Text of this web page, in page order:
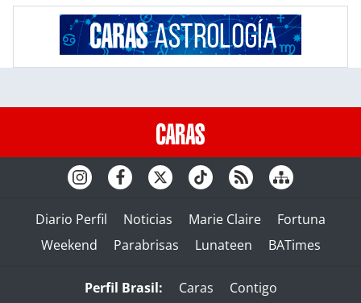
Diario Perfil Noticias Marie Claire
Fortuna
Weekend
Parabrisas Lunateen BATimes
Perfil Brasil: Caras
Contigo